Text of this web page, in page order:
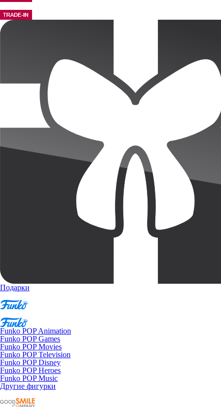
Подарки
Funko POP Animation
Funko POP Games
Funko POP Movies
Funko POP Television
Funko POP Disney
Funko POP Heroes
Funko POP Music
Другие фигурки